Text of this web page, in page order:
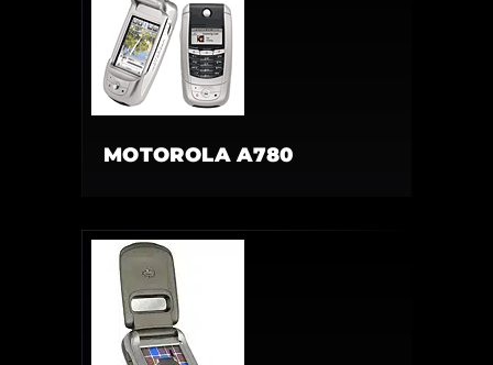
MOTOROLA A780